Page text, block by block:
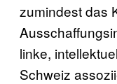
zumindest das
linke,
Schweiz